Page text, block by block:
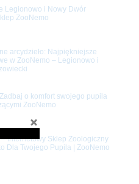
Legionowo i Nowy Dwór
ZooNemo
arcydzieło: Najpiękniejsze
w ZooNemo – Legionowo i
o komfort swojego pupila
ZooNemo
Internetowy Sklep Zoologiczny
Dla Twojego Pupila | ZooNemo